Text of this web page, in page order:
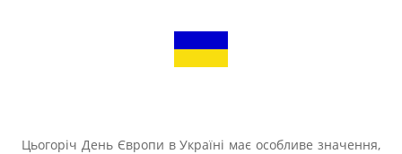
Цьогоріч День Європи в Україні має особливе значення,